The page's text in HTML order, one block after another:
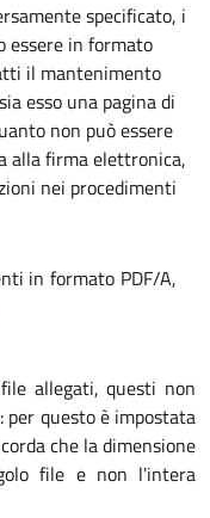
specificato, i
essere in formato
il mantenimento
esso una pagina di
non può essere
alla firma elettronica,
nei procedimenti
in formato PDF/A,
allegati, questi non
per questo è impostata
che la dimensione
file e non l'intera